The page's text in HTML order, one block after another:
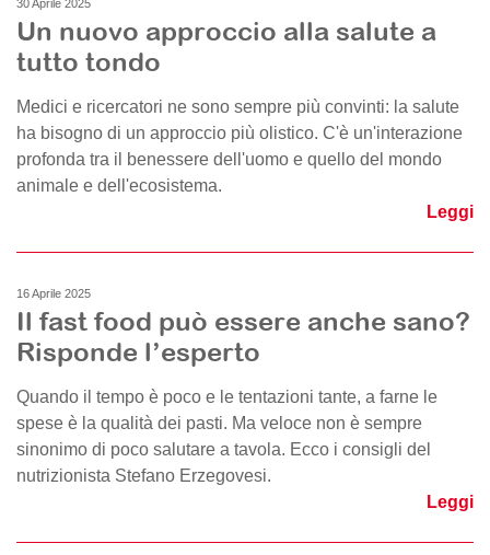
30 Aprile 2025
Un nuovo approccio alla salute a
tutto tondo
Medici e ricercatori ne sono sempre più convinti: la salute
ha bisogno di un approccio più olistico. C'è un'interazione
profonda tra il benessere dell'uomo e quello del mondo
animale e dell'ecosistema.
Leggi
16 Aprile 2025
Il fast food può essere anche sano?
Risponde l’esperto
Quando il tempo è poco e le tentazioni tante, a farne le
spese è la qualità dei pasti. Ma veloce non è sempre
sinonimo di poco salutare a tavola. Ecco i consigli del
nutrizionista Stefano Erzegovesi.
Leggi